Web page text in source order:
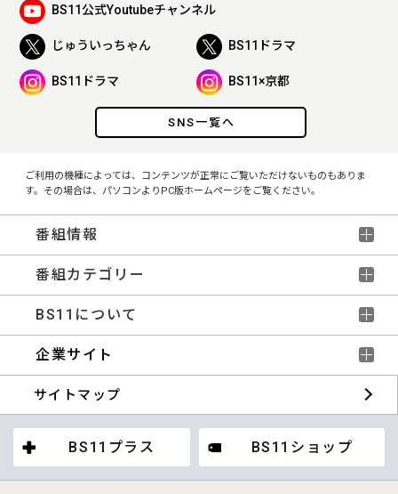
SNS一覧へ
BS11公式Youtubeチャンネル
じゅういっちゃん BS11ドラマ
BS11ドラマ BS11×京都
ご利用の機種によっては、コンテンツが正常にご覧いただけないものもありま
す。その場合は、パソコンよりPC版ホームページをご覧ください。
番組情報
番組カテゴリー
BS11について
企業サイト
サイトマップ
BS11プラス BS11ショップ